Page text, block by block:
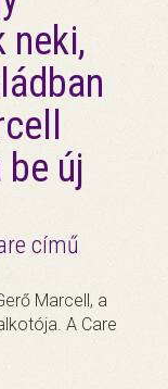
neki,
új
című
Marcell, a
A Care